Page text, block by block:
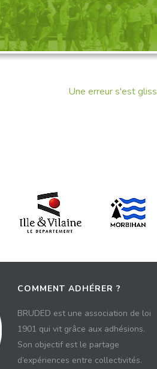
Une erreur s'est
COMMENT ADHÉRER ?
BRUDED est une association de loi
1901 qui vit grâce aux adhésions.
Son objectif est le partage
d’expériences entre collectivités.